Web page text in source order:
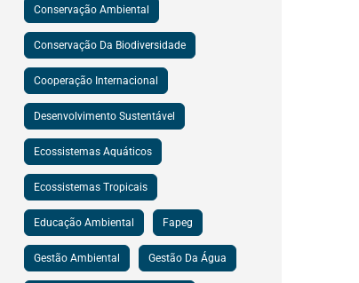
Conservação Ambiental
Conservação Da Biodiversidade
Cooperação Internacional
Desenvolvimento Sustentável
Ecossistemas Aquáticos
Ecossistemas Tropicais
Educação Ambiental Fapeg
Gestão Ambiental Gestão Da Água